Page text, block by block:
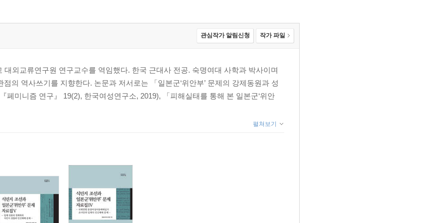
관심작가 알림신청 작가 파일
외교류연구원 연구교수를 역임했다. 한국 근대사 전공. 숙명여대 사학과 박사이며
의 역사쓰기를 지향한다. 논문과 저서로는 「일본군‘위안부’ 문제의 강제동원과 성
페미니즘 연구』 19(2), 한국여성연구소, 2019), 「피해실태를 통해 본 일본군‘위안
펼쳐보기